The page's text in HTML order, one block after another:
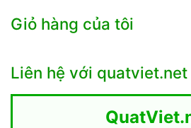
Giỏ hàng của tôi
Liên hệ với quatviet.net